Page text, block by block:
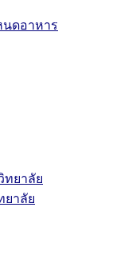
ดอาหาร
ยาลัย
ยาลัย